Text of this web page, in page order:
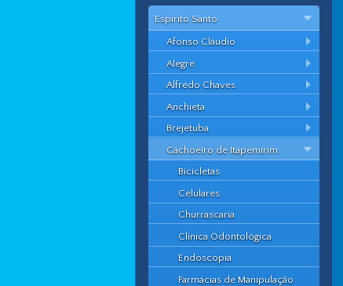
Espírito Santo
Afonso Cláudio
Alegre
Alfredo Chaves
Anchieta
Brejetuba
Cachoeiro de Itapemirim
Bicicletas
Celulares
Churrascaria
Clínica Odontológica
Endoscopia
Farmácias de Manipulação